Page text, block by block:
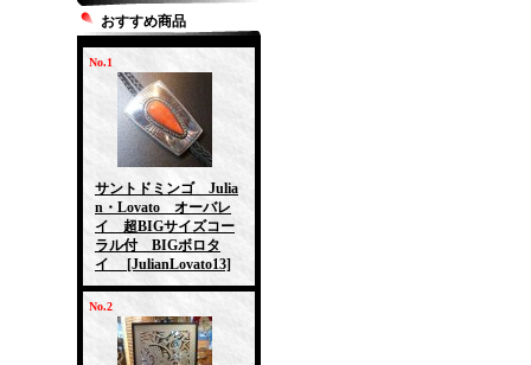
おすすめ商品
No.1
サントドミンゴ Julia
n・Lovato オーバレ
イ 超BIGサイズコー
ラル付 BIGボロタ
イ
[JulianLovato13]
No.2